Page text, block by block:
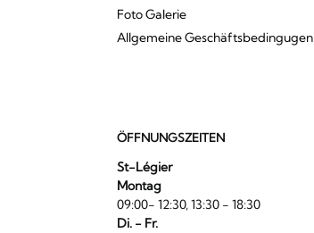
Foto Galerie
Allgemeine Geschäftsbedingugen
ÖFFNUNGSZEITEN
St-Légier
Montag
09:00- 12:30, 13:30 - 18:30
Di. - Fr.